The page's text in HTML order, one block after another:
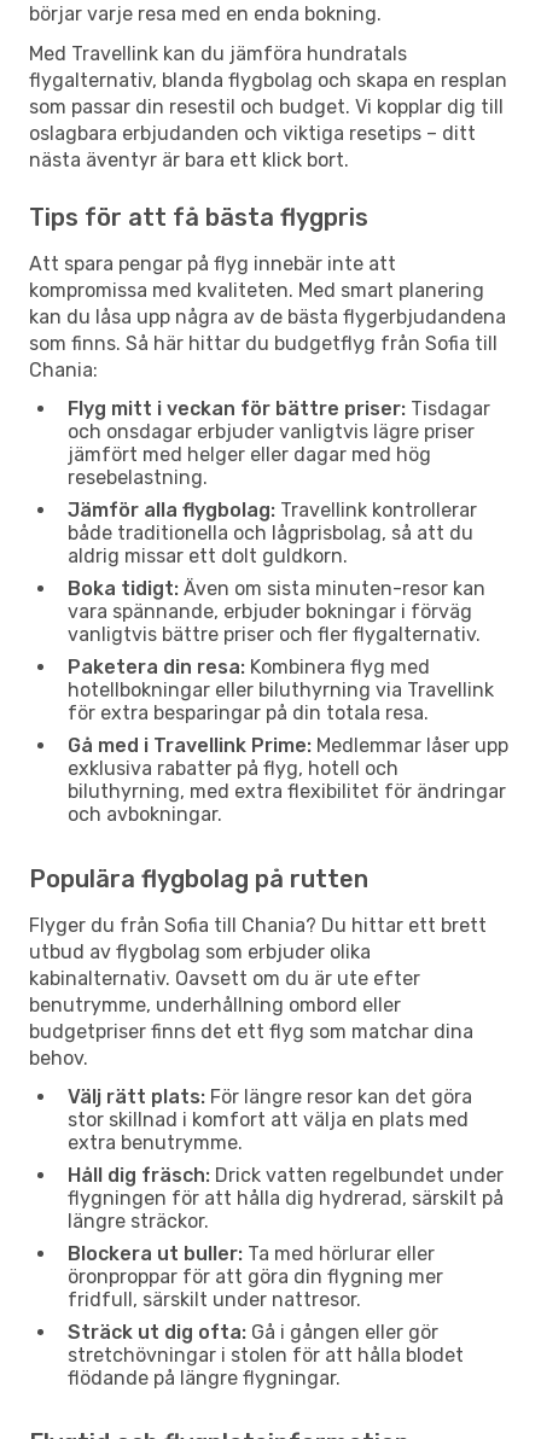
börjar varje resa med en enda bokning.
Med Travellink kan du jämföra hundratals
flygalternativ, blanda flygbolag och skapa en resplan
som passar din resestil och budget. Vi kopplar dig till
oslagbara erbjudanden och viktiga resetips – ditt
nästa äventyr är bara ett klick bort.
Tips för att få bästa flygpris
Att spara pengar på flyg innebär inte att
kompromissa med kvaliteten. Med smart planering
kan du låsa upp några av de bästa flygerbjudandena
som finns. Så här hittar du budgetflyg från Sofia till
Chania:
Flyg mitt i veckan för bättre priser: Tisdagar
och onsdagar erbjuder vanligtvis lägre priser
jämfört med helger eller dagar med hög
resebelastning.
Jämför alla flygbolag: Travellink kontrollerar
både traditionella och lågprisbolag, så att du
aldrig missar ett dolt guldkorn.
Boka tidigt: Även om sista minuten-resor kan
vara spännande, erbjuder bokningar i förväg
vanligtvis bättre priser och fler flygalternativ.
Paketera din resa: Kombinera flyg med
hotellbokningar eller biluthyrning via Travellink
för extra besparingar på din totala resa.
Gå med i Travellink Prime: Medlemmar låser upp
exklusiva rabatter på flyg, hotell och
biluthyrning, med extra flexibilitet för ändringar
och avbokningar.
Populära flygbolag på rutten
Flyger du från Sofia till Chania? Du hittar ett brett
utbud av flygbolag som erbjuder olika
kabinalternativ. Oavsett om du är ute efter
benutrymme, underhållning ombord eller
budgetpriser finns det ett flyg som matchar dina
behov.
Välj rätt plats: För längre resor kan det göra
stor skillnad i komfort att välja en plats med
extra benutrymme.
Håll dig fräsch: Drick vatten regelbundet under
flygningen för att hålla dig hydrerad, särskilt på
längre sträckor.
Blockera ut buller: Ta med hörlurar eller
öronproppar för att göra din flygning mer
fridfull, särskilt under nattresor.
Sträck ut dig ofta: Gå i gången eller gör
stretchövningar i stolen för att hålla blodet
flödande på längre flygningar.